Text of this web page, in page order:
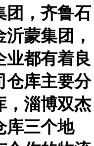
团，齐鲁石
蒙集团，
业都有着良
仓库主要分
，淄博双杰
库三个地